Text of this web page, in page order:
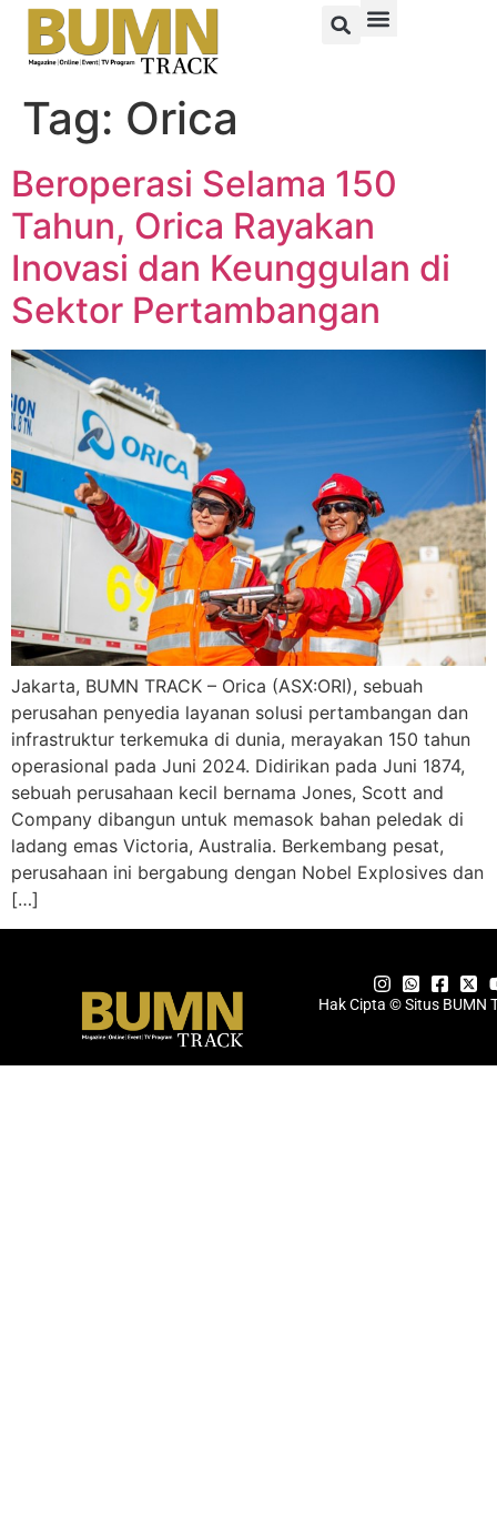
Tag: Orica
Beroperasi Selama 150
Tahun, Orica Rayakan
Inovasi dan Keunggulan di
Sektor Pertambangan
Jakarta, BUMN TRACK – Orica (ASX:ORI), sebuah
perusahan penyedia layanan solusi pertambangan dan
infrastruktur terkemuka di dunia, merayakan 150 tahun
operasional pada Juni 2024. Didirikan pada Juni 1874,
sebuah perusahaan kecil bernama Jones, Scott and
Company dibangun untuk memasok bahan peledak di
ladang emas Victoria, Australia. Berkembang pesat,
perusahaan ini bergabung dengan Nobel Explosives dan
[…]
Hak Cipta © Situs BUMN